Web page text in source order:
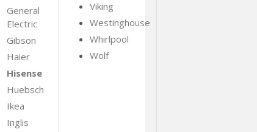
General
Electric
Gibson
Haier
Hisense
Huebsch
Ikea
Inglis
Viking
Westinghouse
Whirlpool
Wolf